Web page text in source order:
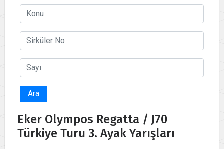
Ara
Eker Olympos Regatta / J70
Türkiye Turu 3. Ayak Yarışları